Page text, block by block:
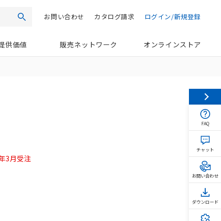
検索 ログイン/新規登録
カタログ請求
お問い合わせ
供価値 販売ネットワーク オンラインストア
3月受注
FAQ
チャット
お問い合わせ
ダウンロード